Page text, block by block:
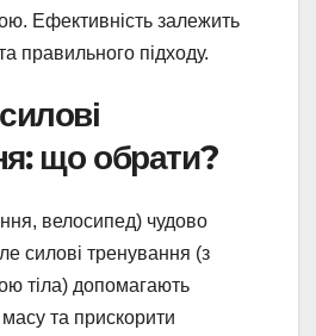
Ефективність залежить
правильного підходу.
що обрати?
велосипед) чудово
силові тренування (з
тіла) допомагають
та прискорити